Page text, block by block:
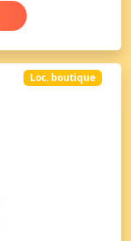
Loc. boutique